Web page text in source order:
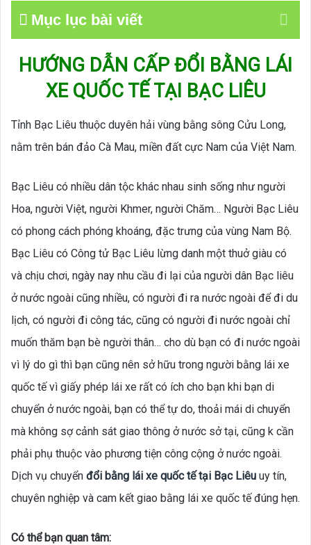
Mục lục bài viết
HƯỚNG DẪN CẤP ĐỔI BẰNG LÁI
XE QUỐC TẾ TẠI BẠC LIÊU
Tỉnh Bạc Liêu thuộc duyên hải vùng bằng sông Cửu Long,
nằm trên bán đảo Cà Mau, miền đất cực Nam của Việt Nam.
Bạc Liêu có nhiều dân tộc khác nhau sinh sống như người
Hoa, người Việt, người Khmer, người Chăm… Người Bạc Liêu
có phong cách phóng khoáng, đặc trưng của vùng Nam Bộ.
Bạc Liêu có Công tử Bạc Liêu lừng danh một thuở giàu có
và chịu chơi, ngày nay nhu cầu đi lại của người dân Bạc liêu
ở nước ngoài cũng nhiều, có người đi ra nước ngoài để đi du
lịch, có người đi công tác, cũng có người đi nước ngoài chỉ
muốn thăm bạn bè người thân… cho dù bạn có đi nước ngoài
vì lý do gì thì bạn cũng nên sở hữu trong người bằng lái xe
quốc tế vì giấy phép lái xe rất có ích cho bạn khi bạn di
chuyển ở nước ngoài, bạn có thể tự do, thoải mái di chuyển
mà không sợ cảnh sát giao thông ở nước sở tại, cũng k cần
phải phụ thuộc vào phương tiện công cộng ở nước ngoài.
Dịch vụ chuyển đổi bằng lái xe quốc tế tại Bạc Liêu uy tín,
chuyên nghiệp và cam kết giao bằng lái xe quốc tế đúng hẹn.
Có thể bạn quan tâm: